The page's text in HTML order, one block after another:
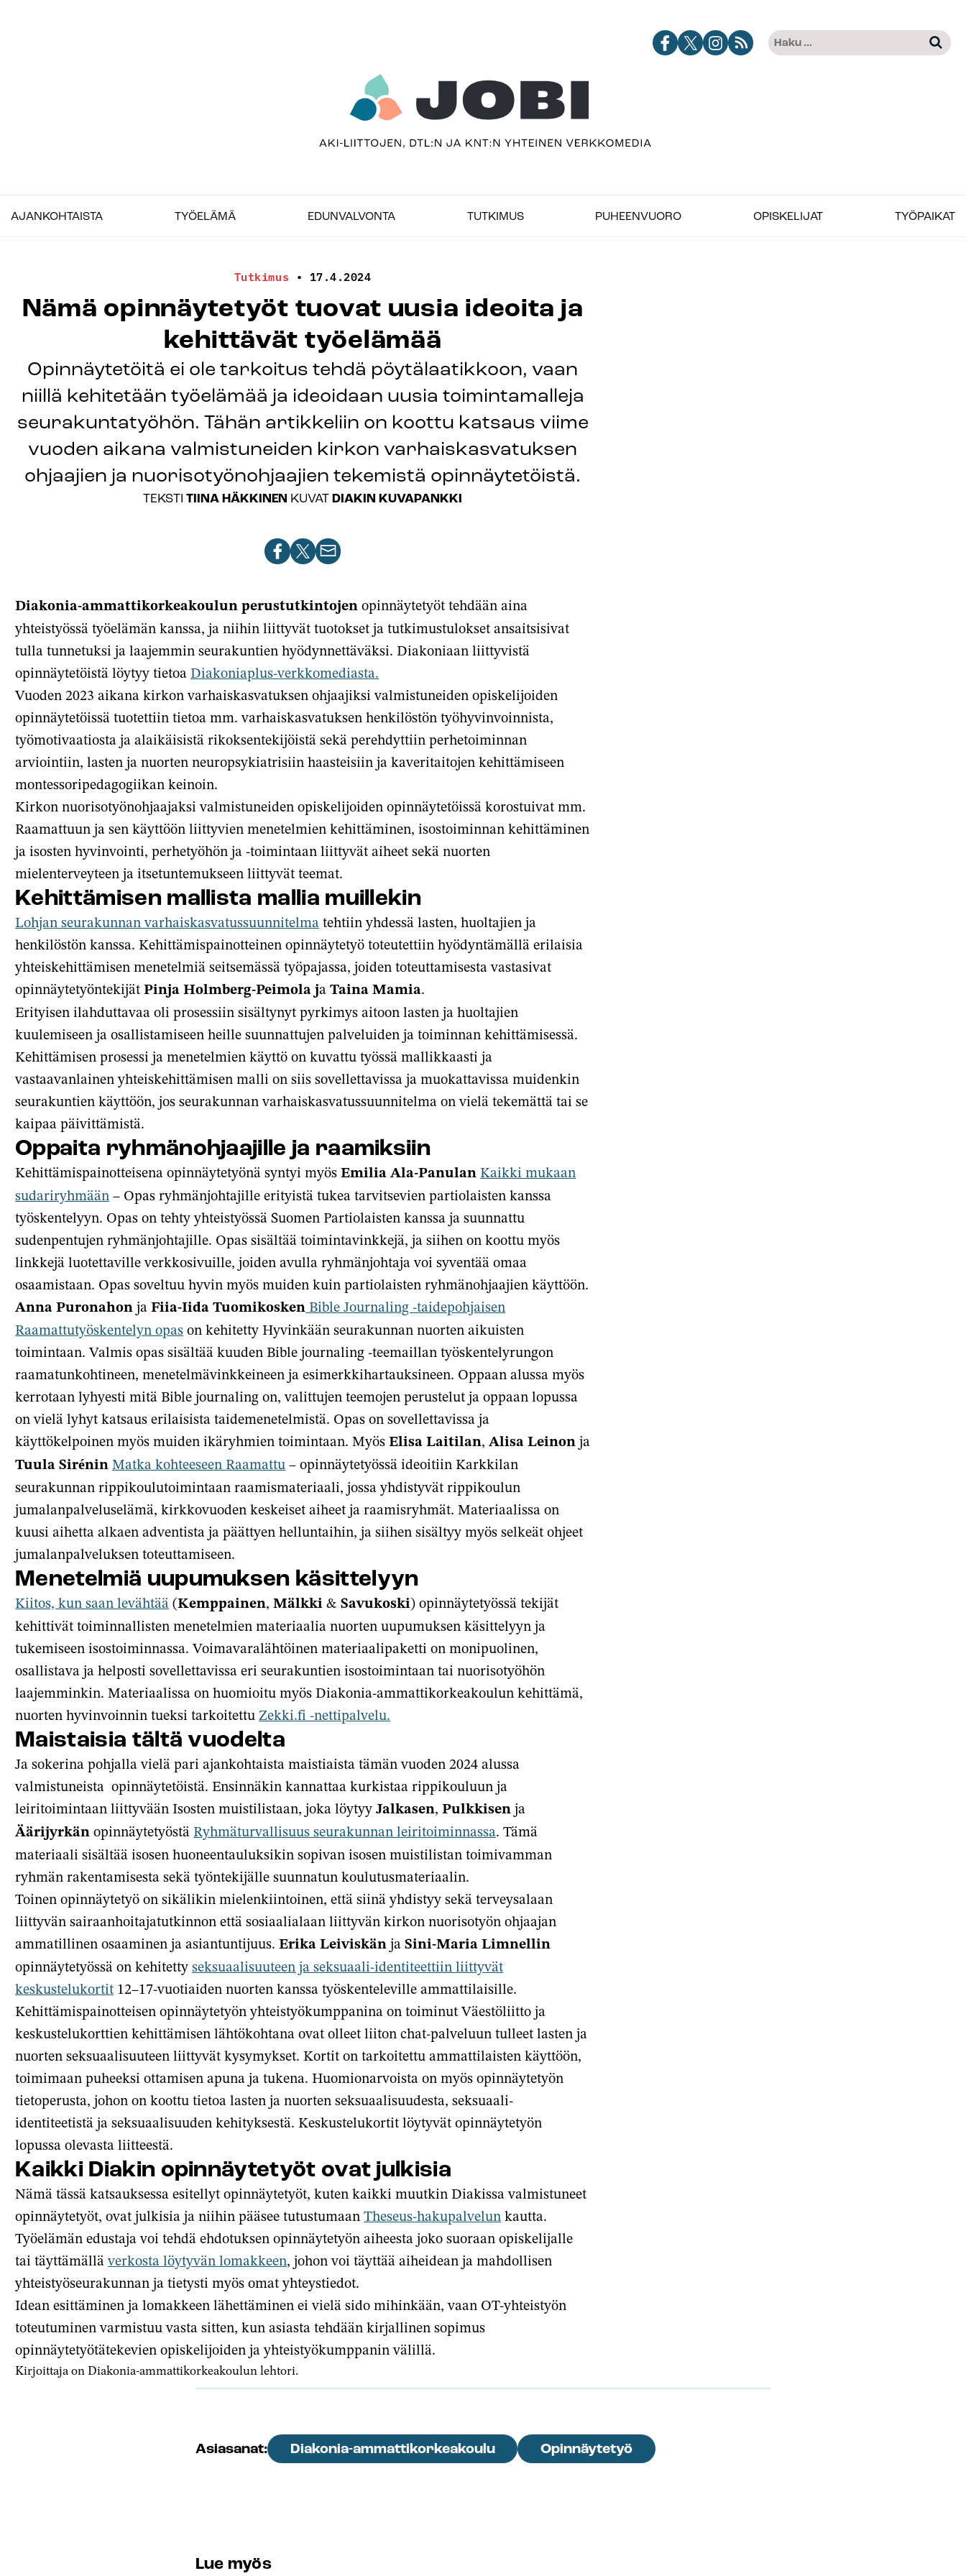
Jobimedian
Jobimedia
Jobimedia
Tilaa
Haku:
Kun tuloksia tulee, voit
–
Jobimedia
AJANKOHTAISTA TYÖELÄMÄ EDUNVALVONTA TUTKIMUS PUHEENVUORO OPISKELIJAT TYÖPAIKAT
Tutkimus • 17.4.2024
Nämä opinnäytetyöt tuovat uusia ideoita ja
kehittävät työelämää
Opinnäytetöitä ei ole tarkoitus tehdä pöytälaatikkoon, vaan
niillä kehitetään työelämää ja ideoidaan uusia toimintamalleja
seurakuntatyöhön. Tähän artikkeliin on koottu katsaus viime
vuoden aikana valmistuneiden kirkon varhaiskasvatuksen
ohjaajien ja nuorisotyönohjaajien tekemistä opinnäytetöistä.
TEKSTITIINA HÄKKINEN KUVATDIAKIN KUVAPANKKI
Jaa
artikkeli
Jaa
artikkeli
palvelussa
Jaa
artikkeli
Diakonia-ammattikorkeakoulun perustutkintojenopinnäytetyöt tehdään aina
yhteistyössä työelämän kanssa, ja niihin liittyvät tuotokset ja tutkimustulokset ansaitsisivat
tulla tunnetuksi ja laajemmin seurakuntien hyödynnettäväksi. Diakoniaan liittyvistä
opinnäytetöistä löytyy tietoaDiakoniaplus-verkkomediasta.
Vuoden 2023 aikana kirkon varhaiskasvatuksen ohjaajiksi valmistuneiden opiskelijoiden
opinnäytetöissä tuotettiin tietoa mm. varhaiskasvatuksen henkilöstön työhyvinvoinnista,
työmotivaatiosta ja alaikäisistä rikoksentekijöistä sekä perehdyttiin perhetoiminnan
arviointiin, lasten ja nuorten neuropsykiatrisiin haasteisiin ja kaveritaitojen kehittämiseen
montessoripedagogiikan keinoin.
Kirkon nuorisotyönohjaajaksi valmistuneiden opiskelijoiden opinnäytetöissä korostuivat mm.
Raamattuun ja sen käyttöön liittyvien menetelmien kehittäminen, isostoiminnan kehittäminen
ja isosten hyvinvointi, perhetyöhön ja -toimintaan liittyvät aiheet sekä nuorten
mielenterveyteen ja itsetuntemukseen liittyvät teemat.
Kehittämisen mallista mallia muillekin
Lohjan seurakunnan varhaiskasvatussuunnitelmatehtiin yhdessä lasten, huoltajien ja
henkilöstön kanssa. Kehittämispainotteinen opinnäytetyö toteutettiin hyödyntämällä erilaisia
yhteiskehittämisen menetelmiä seitsemässä työpajassa, joiden toteuttamisesta vastasivat
opinnäytetyöntekijätPinja Holmberg-Peimola jaTaina Mamia.
Erityisen ilahduttavaa oli prosessiin sisältynyt pyrkimys aitoon lasten ja huoltajien
kuulemiseen ja osallistamiseen heille suunnattujen palveluiden ja toiminnan kehittämisessä.
Kehittämisen prosessi ja menetelmien käyttö on kuvattu työssä mallikkaasti ja
vastaavanlainen yhteiskehittämisen malli on siis sovellettavissa ja muokattavissa muidenkin
seurakuntien käyttöön, jos seurakunnan varhaiskasvatussuunnitelma on vielä tekemättä tai se
kaipaa päivittämistä.
Oppaita ryhmänohjaajille ja raamiksiin
Kehittämispainotteisena opinnäytetyönä syntyi myösEmilia Ala-PanulanKaikki mukaan
sudariryhmään– Opas ryhmänjohtajille erityistä tukea tarvitsevien partiolaisten kanssa
työskentelyyn. Opas on tehty yhteistyössä Suomen Partiolaisten kanssa ja suunnattu
sudenpentujen ryhmänjohtajille. Opas sisältää toimintavinkkejä, ja siihen on koottu myös
linkkejä luotettaville verkkosivuille, joiden avulla ryhmänjohtaja voi syventää omaa
osaamistaan. Opas soveltuu hyvin myös muiden kuin partiolaisten ryhmänohjaajien käyttöön.
Anna PuronahonjaFiia-Iida TuomikoskenBible Journaling -taidepohjaisen
Raamattutyöskentelyn opason kehitetty Hyvinkään seurakunnan nuorten aikuisten
toimintaan. Valmis opas sisältää kuuden Bible journaling -teemaillan työskentelyrungon
raamatunkohtineen, menetelmävinkkeineen ja esimerkkihartauksineen. Oppaan alussa myös
kerrotaan lyhyesti mitä Bible journaling on, valittujen teemojen perustelut ja oppaan lopussa
on vielä lyhyt katsaus erilaisista taidemenetelmistä. Opas on sovellettavissa ja
käyttökelpoinen myös muiden ikäryhmien toimintaan. MyösElisa Laitilan,Alisa Leinonja
Tuula SiréninMatka kohteeseen Raamattu– opinnäytetyössä ideoitiin Karkkilan
seurakunnan rippikoulutoimintaan raamismateriaali, jossa yhdistyvät rippikoulun
jumalanpalveluselämä, kirkkovuoden keskeiset aiheet ja raamisryhmät. Materiaalissa on
kuusi aihetta alkaen adventista ja päättyen helluntaihin, ja siihen sisältyy myös selkeät ohjeet
jumalanpalveluksen toteuttamiseen.
Menetelmiä uupumuksen käsittelyyn
Kiitos, kun saan levähtää(Kemppainen,Mälkki&Savukoski) opinnäytetyössä tekijät
kehittivät toiminnallisten menetelmien materiaalia nuorten uupumuksen käsittelyyn ja
tukemiseen isostoiminnassa. Voimavaralähtöinen materiaalipaketti on monipuolinen,
osallistava ja helposti sovellettavissa eri seurakuntien isostoimintaan tai nuorisotyöhön
laajemminkin. Materiaalissa on huomioitu myös Diakonia-ammattikorkeakoulun kehittämä,
nuorten hyvinvoinnin tueksi tarkoitettuZekki.fi -nettipalvelu.
Maistaisia tältä vuodelta
Ja sokerina pohjalla vielä pari ajankohtaista maistiaista tämän vuoden 2024 alussa
valmistuneista opinnäytetöistä. Ensinnäkin kannattaa kurkistaa rippikouluun ja
leiritoimintaan liittyvään Isosten muistilistaan, joka löytyyJalkasen,Pulkkisenja
Äärijyrkänopinnäytetyöstä Ryhmäturvallisuus seurakunnan leiritoiminnassa. Tämä
materiaali sisältää isosen huoneentauluksikin sopivan isosen muistilistan toimivamman
ryhmän rakentamisesta sekä työntekijälle suunnatun koulutusmateriaalin.
Toinen opinnäytetyö on sikälikin mielenkiintoinen, että siinä yhdistyy sekä terveysalaan
liittyvän sairaanhoitajatutkinnon että sosiaalialaan liittyvän kirkon nuorisotyön ohjaajan
ammatillinen osaaminen ja asiantuntijuus.Erika LeiviskänjaSini-Maria Limnellin
opinnäytetyössä on kehitettyseksuaalisuuteen ja seksuaali-identiteettiin liittyvät
keskustelukortit 12–17-vuotiaiden nuorten kanssa työskenteleville ammattilaisille.
Kehittämispainotteisen opinnäytetyön yhteistyökumppanina on toiminut Väestöliitto ja
keskustelukorttien kehittämisen lähtökohtana ovat olleet liiton chat-palveluun tulleet lasten ja
nuorten seksuaalisuuteen liittyvät kysymykset. Kortit on tarkoitettu ammattilaisten käyttöön,
toimimaan puheeksi ottamisen apuna ja tukena. Huomionarvoista on myös opinnäytetyön
tietoperusta, johon on koottu tietoa lasten ja nuorten seksuaalisuudesta, seksuaali-
identiteetistä ja seksuaalisuuden kehityksestä. Keskustelukortit löytyvät opinnäytetyön
lopussa olevasta liitteestä.
Kaikki Diakin opinnäytetyöt ovat julkisia
Nämä tässä katsauksessa esitellyt opinnäytetyöt, kuten kaikki muutkin Diakissa valmistuneet
opinnäytetyöt, ovat julkisia ja niihin pääsee tutustumaanTheseus-hakupalvelunkautta.
Työelämän edustaja voi tehdä ehdotuksen opinnäytetyön aiheesta joko suoraan opiskelijalle
tai täyttämälläverkosta löytyvän lomakkeen, johon voi täyttää aiheidean ja mahdollisen
yhteistyöseurakunnan ja tietysti myös omat yhteystiedot.
Idean esittäminen ja lomakkeen lähettäminen ei vielä sido mihinkään, vaan OT-yhteistyön
toteutuminen varmistuu vasta sitten, kun asiasta tehdään kirjallinen sopimus
opinnäytetyötätekevien opiskelijoiden ja yhteistyökumppanin välillä.
Kirjoittaja on Diakonia-ammattikorkeakoulun lehtori.
Asiasanat: Diakonia-ammattikorkeakoulu Opinnäytetyö
Lue myös